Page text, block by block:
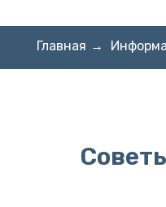
Главная →